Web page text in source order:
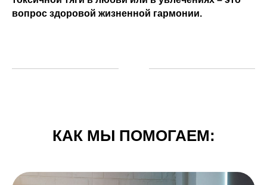
вопрос здоровой жизненной гармонии.
КАК МЫ ПОМОГАЕМ: